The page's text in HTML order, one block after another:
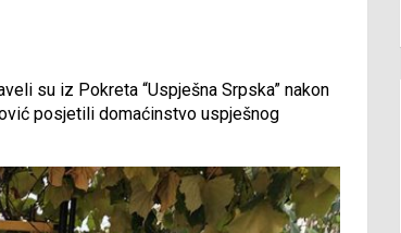
su iz Pokreta “Uspješna Srpska” nakon
posjetili domaćinstvo uspješnog